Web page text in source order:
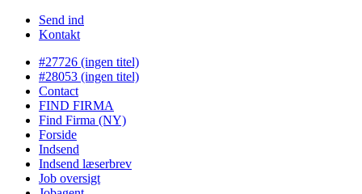
Send ind
Kontakt
#27726 (ingen titel)
#28053 (ingen titel)
Contact
FIND FIRMA
Find Firma (NY)
Forside
Indsend
Indsend læserbrev
Job oversigt